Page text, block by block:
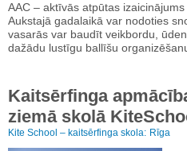
AAC – aktīvās atpūtas
Aukstajā gadalaikā var nodoties
vasarās var baudīt veikbordu,
dažādu lustīgu ballīšu
Kaitsērfinga
ziemā skolā
Kite School – kaitsērfinga skola: Rīga